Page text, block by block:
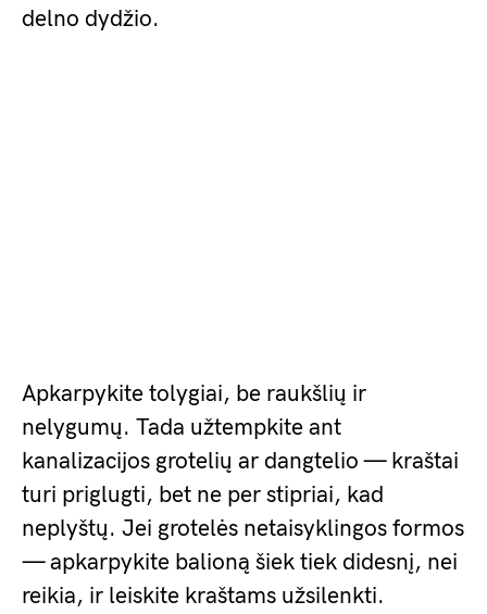
delno dydžio.
Apkarpykite tolygiai, be raukšlių ir
nelygumų. Tada užtempkite ant
kanalizacijos grotelių ar dangtelio — kraštai
turi priglugti, bet ne per stipriai, kad
neplyštų. Jei grotelės netaisyklingos formos
— apkarpykite balioną šiek tiek didesnį, nei
reikia, ir leiskite kraštams užsilenkti.